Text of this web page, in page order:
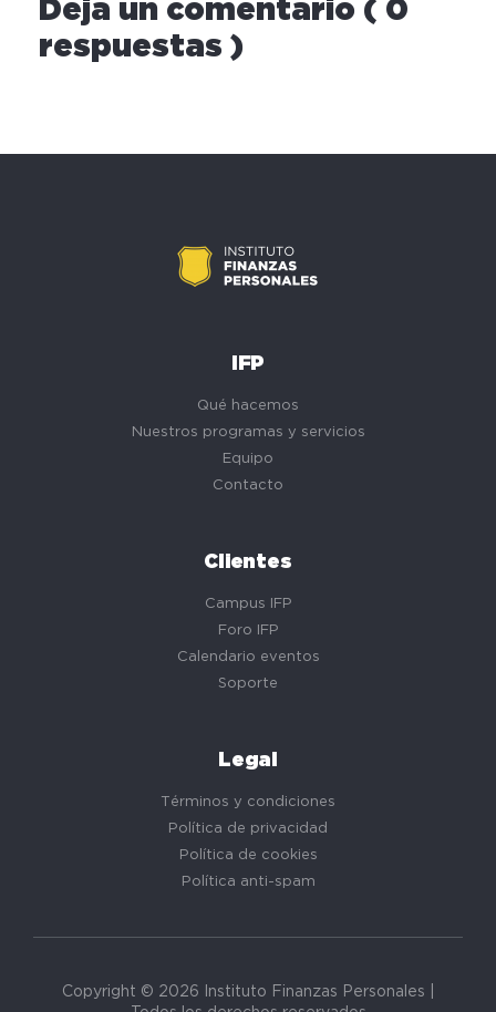
Deja un comentario ( 0
respuestas )
IFP
Qué hacemos
Nuestros programas y servicios
Equipo
Contacto
Clientes
Campus IFP
Foro IFP
Calendario eventos
Soporte
Legal
Términos y condiciones
Política de privacidad
Política de cookies
Política anti-spam
Copyright © 2026 Instituto Finanzas Personales |